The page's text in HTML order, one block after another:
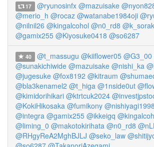
17 @ryunosinfx @mazuisake
@merio_h @rocaz @watanabe1984oji
@nilnil26 @kingalcohol @n0_rd8
@gamix255 @Kiyosuke0418 @so6287
40 @t_massugu @kiiflower05 @G3_00
@sunakichiwide @mazuisake @nishi_ka
@jugesuke @fox8192 @kitraum
@bla3kenamel2 @t_higa @1nside0ut
@kimidorihikari @ktrtcuk2024
@KokiHikosaka @fumikony @nishiyagi1998
@integra @gamix255 @ikkeigq
@liming_0 @makotokirihata @n0_rd8
@RHgyReA2MghBJLJ @seko_law